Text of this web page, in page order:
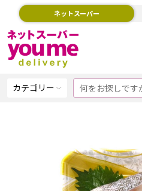
ネットスーパー
カテゴリー